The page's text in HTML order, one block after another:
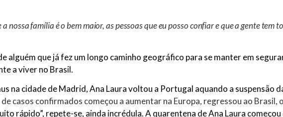
nossa família é o bem maior, as pessoas que eu posso confiar e que a gente tem
alguém que já fez um longo caminho geográfico para se manter em
a viver no Brasil.
na cidade de Madrid, Ana Laura voltou a Portugal aquando a suspensão
casos confirmados começou a aumentar na Europa, regressou ao Brasil,
rápido”, repete-se, ainda incrédula. A quarentena de Ana Laura